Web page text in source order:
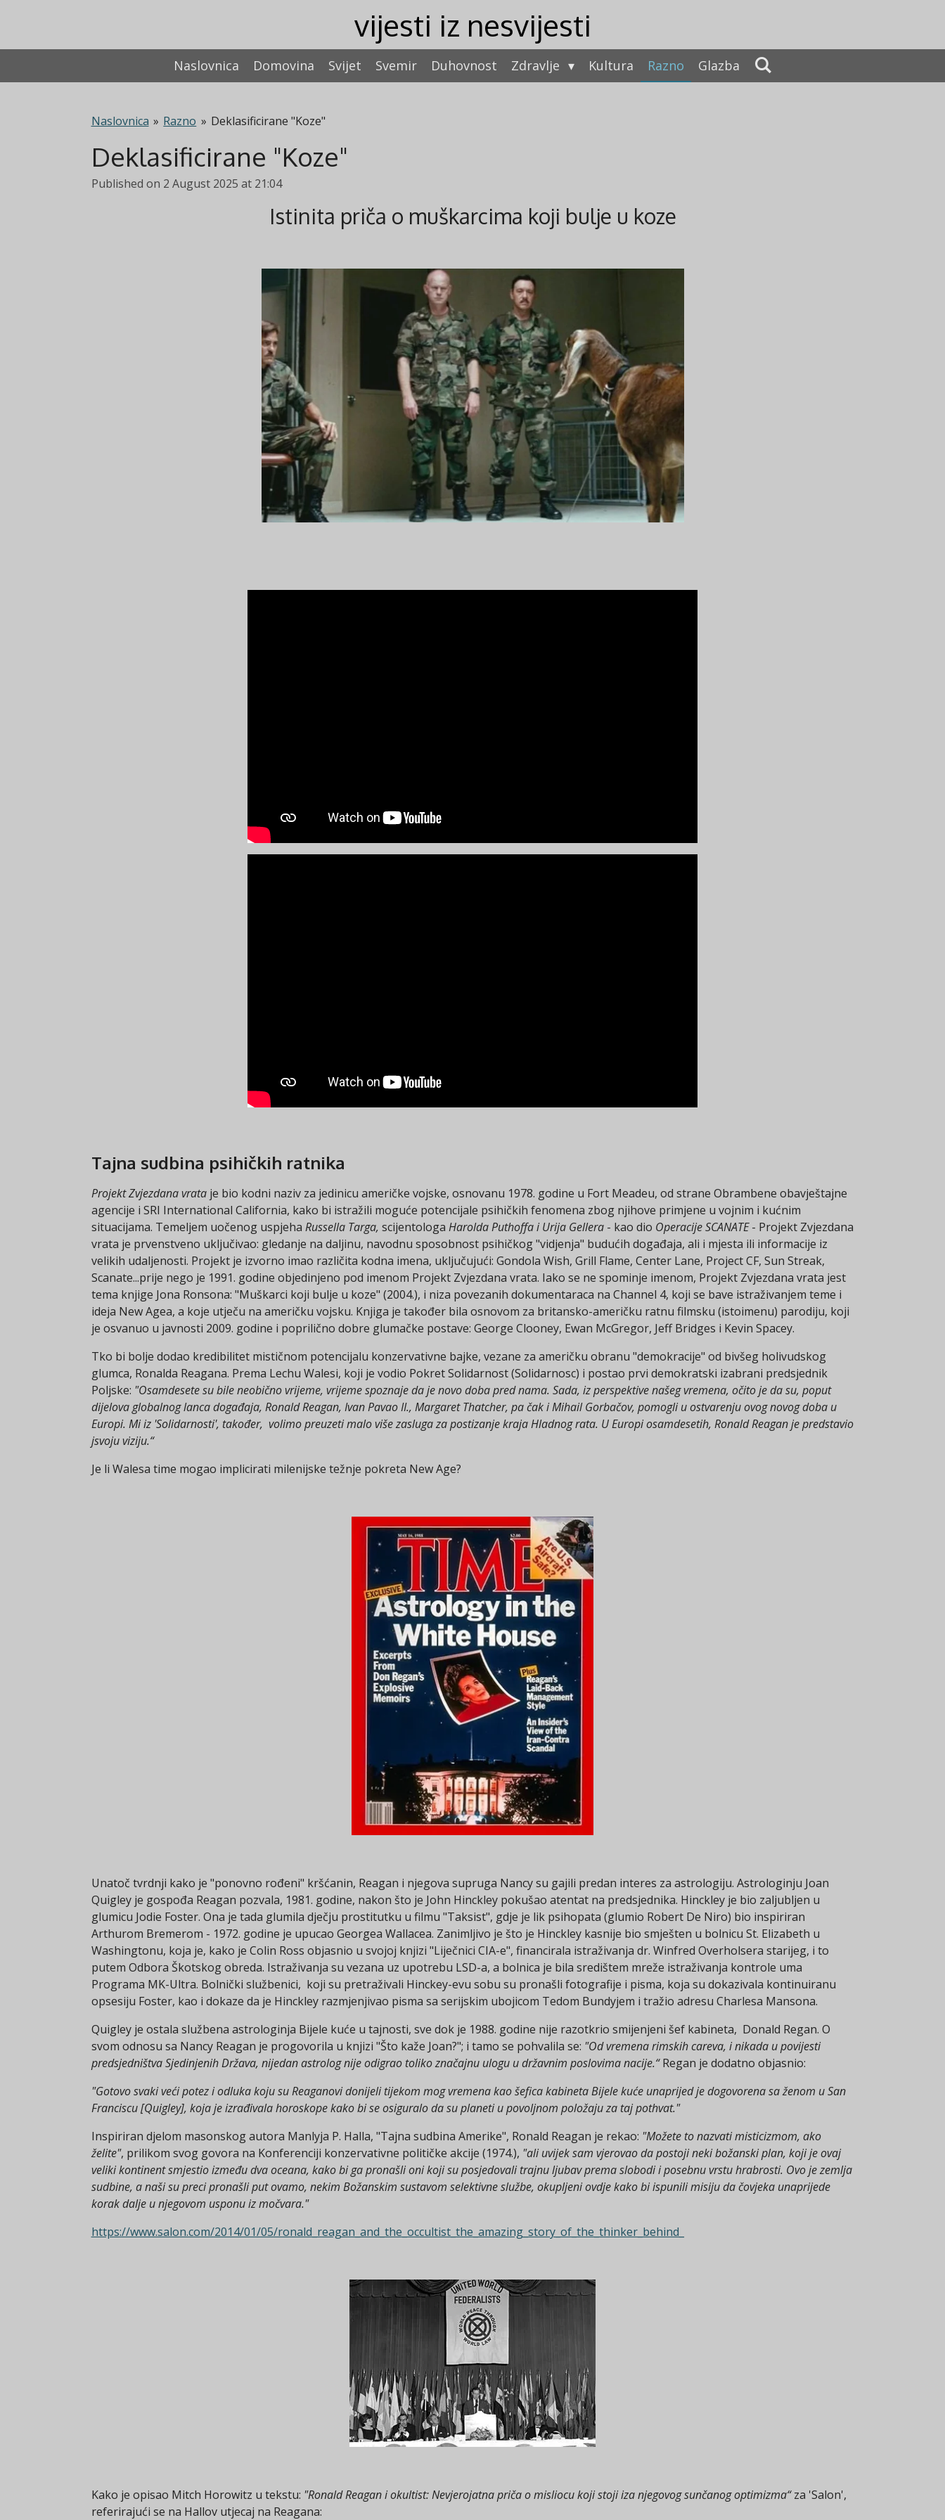
main
vijesti iz nesvijesti
Naslovnica Domovina Svijet Svemir Duhovnost Zdravlje Kultura Razno Glazba
Naslovnica » Razno » Deklasificirane "Koze"
Deklasificirane "Koze"
Published on 2 August 2025 at 21:04
Istinita priča o muškarcima koji bulje u koze
Tajna sudbina psihičkih ratnika
Projekt Zvjezdana vrataje bio kodni naziv za jedinicu američke vojske, osnovanu 1978. godine u Fort Meadeu, od strane Obrambene obavještajne
agencije i SRI International California, kako bi istražili moguće potencijale psihičkih fenomena zbog njihove primjene u vojnim i kućnim
situacijama. Temeljem uočenog uspjeha Russella Targa, scijentologa Harolda Puthoffa i Urija Gellera- kao dio Operacije SCANATE- Projekt Zvjezdana
vrata je prvenstveno uključivao: gledanje na daljinu, navodnu sposobnost psihičkog "vidjenja" budućih događaja, ali i mjesta ili informacije iz
velikih udaljenosti. Projekt je izvorno imao različita kodna imena, uključujući: Gondola Wish, Grill Flame, Center Lane, Project CF, Sun Streak,
Scanate...prije nego je 1991. godine objedinjeno pod imenom Projekt Zvjezdana vrata. Iako se ne spominje imenom, Projekt Zvjezdana vrata jest
tema knjige Jona Ronsona: "Muškarci koji bulje u koze" (2004.), i niza povezanih dokumentaraca na Channel 4, koji se bave istraživanjem teme i
ideja New Agea, a koje utječu na američku vojsku. Knjiga je također bila osnovom za britansko-američku ratnu filmsku (istoimenu) parodiju, koji
je osvanuo u javnosti 2009. godine i poprilično dobre glumačke postave: George Clooney, Ewan McGregor, Jeff Bridges i Kevin Spacey.
Tko bi bolje dodao kredibilitet mističnom potencijalu konzervativne bajke, vezane za američku obranu "demokracije" od bivšeg holivudskog
glumca, Ronalda Reagana. Prema Lechu Walesi, koji je vodio Pokret Solidarnost (Solidarnosc) i postao prvi demokratski izabrani predsjednik
Poljske: "Osamdesete su bile neobično vrijeme, vrijeme spoznaje da je novo doba pred nama. Sada, iz perspektive našeg vremena, očito je da su, poput
dijelova globalnog lanca događaja, Ronald Reagan, Ivan Pavao II., Margaret Thatcher, pa čak i Mihail Gorbačov, pomogli u ostvarenju ovog novog doba u
Europi. Mi iz 'Solidarnosti', također, volimo preuzeti malo više zasluga za postizanje kraja Hladnog rata. U Europi osamdesetih, Ronald Reagan je predstavio
jsvoju viziju.“
Je li Walesa time mogao implicirati milenijske težnje pokreta New Age?
Unatoč tvrdnji kako je "ponovno rođeni" kršćanin, Reagan i njegova supruga Nancy su gajili predan interes za astrologiju. Astrologinju Joan
Quigley je gospođa Reagan pozvala, 1981. godine, nakon što je John Hinckley pokušao atentat na predsjednika. Hinckley je bio zaljubljen u
glumicu Jodie Foster. Ona je tada glumila dječju prostitutku u filmu "Taksist", gdje je lik psihopata (glumio Robert De Niro) bio inspiriran
Arthurom Bremerom - 1972. godine je upucao Georgea Wallacea. Zanimljivo je što je Hinckley kasnije bio smješten u bolnicu St. Elizabeth u
Washingtonu, koja je, kako je Colin Ross objasnio u svojoj knjizi "Liječnici CIA-e", financirala istraživanja dr. Winfred Overholsera starijeg, i to
putem Odbora Škotskog obreda. Istraživanja su vezana uz upotrebu LSD-a, a bolnica je bila središtem mreže istraživanja kontrole uma
Programa MK-Ultra. Bolnički službenici, koji su pretraživali Hinckey-evu sobu su pronašli fotografije i pisma, koja su dokazivala kontinuiranu
opsesiju Foster, kao i dokaze da je Hinckley razmjenjivao pisma sa serijskim ubojicom Tedom Bundyjem i tražio adresu Charlesa Mansona.
Quigley je ostala službena astrologinja Bijele kuće u tajnosti, sve dok je 1988. godine nije razotkrio smijenjeni šef kabineta, Donald Regan. O
svom odnosu sa Nancy Reagan je progovorila u knjizi "Što kaže Joan?"; i tamo se pohvalila se: "Od vremena rimskih careva, i nikada u povijesti
predsjedništva Sjedinjenih Država, nijedan astrolog nije odigrao toliko značajnu ulogu u državnim poslovima nacije.“Regan je dodatno objasnio:
"Gotovo svaki veći potez i odluka koju su Reaganovi donijeli tijekom mog vremena kao šefica kabineta Bijele kuće unaprijed je dogovorena sa ženom u San
Franciscu [Quigley], koja je izrađivala horoskope kako bi se osiguralo da su planeti u povoljnom položaju za taj pothvat."
Inspiriran djelom masonskog autora Manlyja P. Halla, "Tajna sudbina Amerike", Ronald Reagan je rekao: "Možete to nazvati misticizmom, ako
želite", prilikom svog govora na Konferenciji konzervativne političke akcije (1974.), "ali uvijek sam vjerovao da postoji neki božanski plan, koji je ovaj
veliki kontinent smjestio između dva oceana, kako bi ga pronašli oni koji su posjedovali trajnu ljubav prema slobodi i posebnu vrstu hrabrosti. Ovo je zemlja
sudbine, a naši su preci pronašli put ovamo, nekim Božanskim sustavom selektivne službe, okupljeni ovdje kako bi ispunili misiju da čovjeka unaprijede
korak dalje u njegovom usponu iz močvara."
https://www.salon.com/2014/01/05/ronald_reagan_and_the_occultist_the_amazing_story_of_the_thinker_behind_
Kako je opisao Mitch Horowitz u tekstu: "Ronald Reagan i okultist: Nevjerojatna priča o misliocu koji stoji iza njegovog sunčanog optimizma“za 'Salon',
referirajući se na Hallov utjecaj na Reagana: